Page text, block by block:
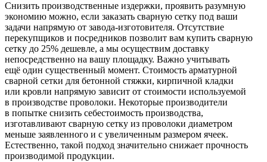
Снизить производственные издержки, проявить разумную
экономию можно, если заказать сварную сетку под ваши
задачи напрямую от завода-изготовителя. Отсутствие
перекупщиков и посредников позволит вам купить сварную
сетку до 25% дешевле, а мы осуществим доставку
непосредственно на вашу площадку. Важно учитывать
ещё один существенный момент. Стоимость арматурной
сварной сетки для бетонной стяжки, кирпичной кладки
или кровли напрямую зависит от стоимости используемой
в производстве проволоки. Некоторые производители
в попытке снизить себестоимость производства,
изготавливают сварную сетку из проволоки диаметром
меньше заявленного и с увеличенным размером ячеек.
Естественно, такой подход значительно снижает прочность
производимой продукции.